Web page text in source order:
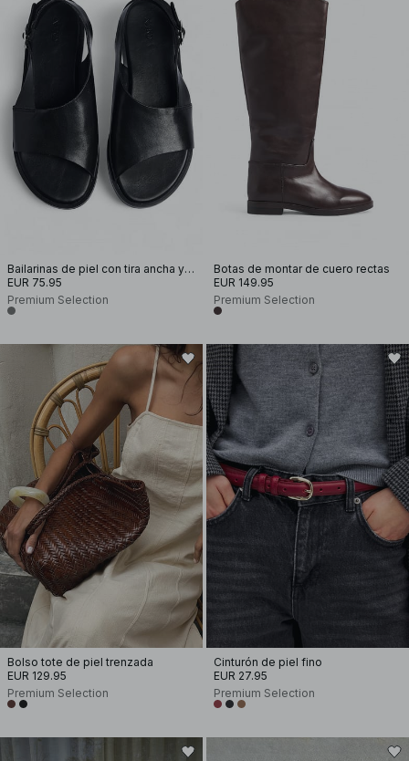
Bailarinas de piel con tira ancha y talón descubierto
EUR 75.95
Premium Selection
Botas de montar de cuero rectas
EUR 149.95
Premium Selection
Bolso tote de piel trenzada
EUR 129.95
Premium Selection
Cinturón de piel fino
EUR 27.95
Premium Selection